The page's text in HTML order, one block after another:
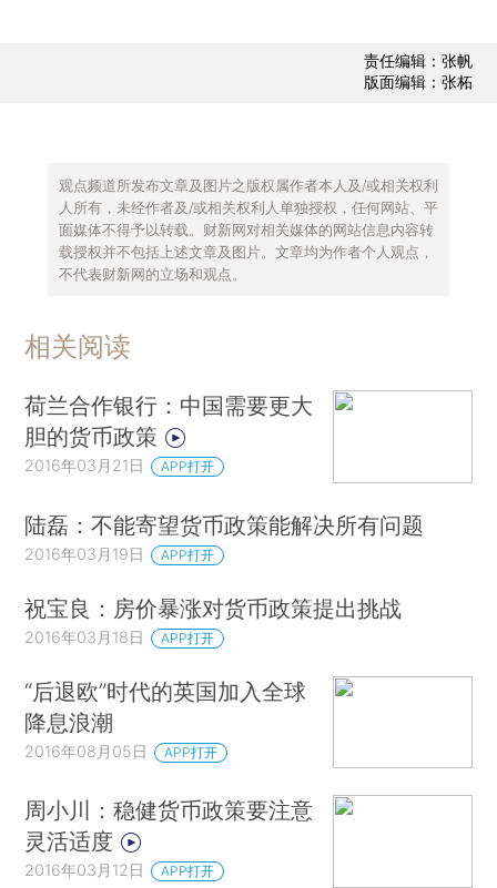
责任编辑：张帆
版面编辑：张柘
观点频道所发布文章及图片之版权属作者本人及/或相关权利
人所有，未经作者及/或相关权利人单独授权，任何网站、平
面媒体不得予以转载。财新网对相关媒体的网站信息内容转
载授权并不包括上述文章及图片。文章均为作者个人观点，
不代表财新网的立场和观点。
相关阅读
荷兰合作银行：中国需要更大
胆的货币政策
2016年03月21日 APP打开
陆磊：不能寄望货币政策能解决所有问题
2016年03月19日 APP打开
祝宝良：房价暴涨对货币政策提出挑战
2016年03月18日 APP打开
“后退欧”时代的英国加入全球
降息浪潮
2016年08月05日 APP打开
周小川：稳健货币政策要注意
灵活适度
2016年03月12日 APP打开